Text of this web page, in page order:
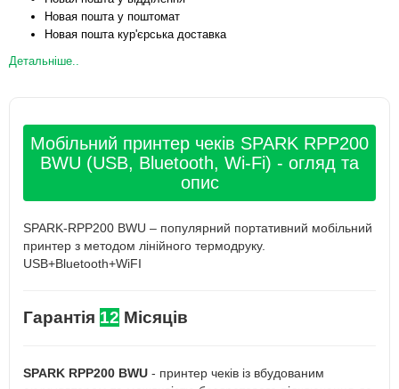
Новая пошта у поштомат
Новая пошта кур'єрська доставка
Детальніше..
Мобільний принтер чеків SPARK RPP200
BWU (USB, Bluetooth, Wi-Fi) - огляд та
опис
SPARK-RPP200 BWU – популярний портативний мобільний
принтер з методом лінійного термодруку.
USB+Bluetooth+WiFI
Гарантія 12 Місяців
SPARK RPP200 BWU - принтер чеків із вбудованим